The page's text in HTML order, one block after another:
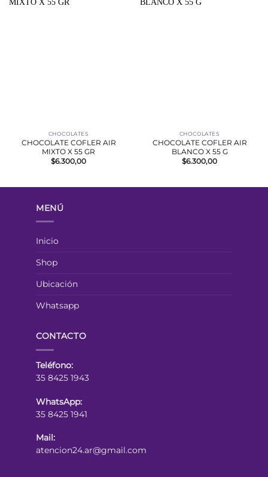
CHOCOLATES
CHOCOLATE COFLER AIR
MIXTO X 55 GR
$6.300,00
CHOCOLATES
CHOCOLATE COFLER AIR
BLANCO X 55 G
$6.300,00
MENÚ
Inicio
Shop
Ubicación
Whatsapp
CONTACTO
Teléfono:
35 8425 1943
WhatsApp:
35 8425 1941
Mail:
atencion24.ar@gmail.com